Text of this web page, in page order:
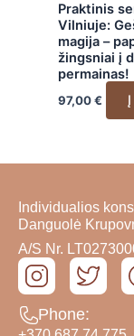
Praktinis
Vilniuje:
magija –
žingsniai į
permainas!
97,00€
Individualios
Danguolė
A/S Nr.
Phone: